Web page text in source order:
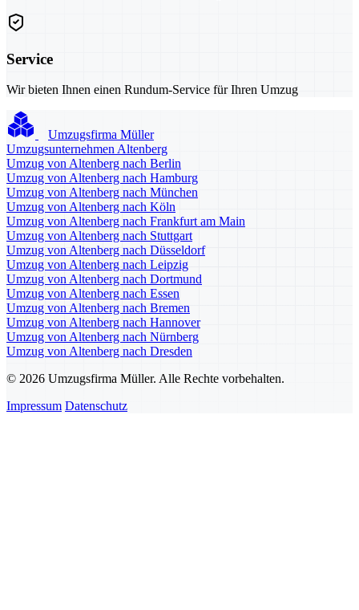
Service
Wir bieten Ihnen einen Rundum-Service für Ihren Umzug
Umzugsfirma Müller
Umzugsunternehmen Altenberg
Umzug von Altenberg nach Berlin
Umzug von Altenberg nach Hamburg
Umzug von Altenberg nach München
Umzug von Altenberg nach Köln
Umzug von Altenberg nach Frankfurt am Main
Umzug von Altenberg nach Stuttgart
Umzug von Altenberg nach Düsseldorf
Umzug von Altenberg nach Leipzig
Umzug von Altenberg nach Dortmund
Umzug von Altenberg nach Essen
Umzug von Altenberg nach Bremen
Umzug von Altenberg nach Hannover
Umzug von Altenberg nach Nürnberg
Umzug von Altenberg nach Dresden
© 2026 Umzugsfirma Müller. Alle Rechte vorbehalten.
Impressum Datenschutz